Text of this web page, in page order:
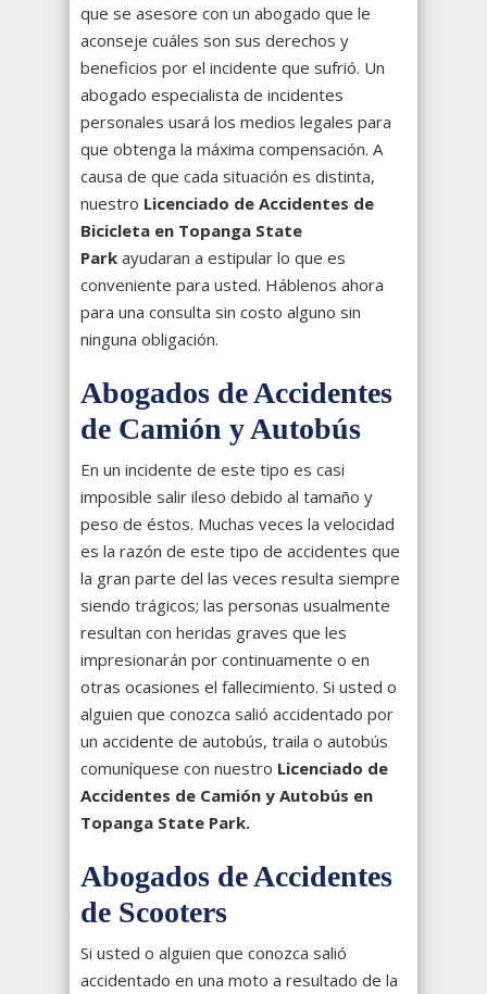
que se asesore con un abogado que le
aconseje cuáles son sus derechos y
beneficios por el incidente que sufrió. Un
abogado especialista de incidentes
personales usará los medios legales para
que obtenga la máxima compensación. A
causa de que cada situación es distinta,
nuestro Licenciado de Accidentes de
Bicicleta en Topanga State
Park ayudaran a estipular lo que es
conveniente para usted. Háblenos ahora
para una consulta sin costo alguno sin
ninguna obligación.
Abogados de Accidentes
de Camión y Autobús
En un incidente de este tipo es casi
imposible salir ileso debido al tamaño y
peso de éstos. Muchas veces la velocidad
es la razón de este tipo de accidentes que
la gran parte del las veces resulta siempre
siendo trágicos; las personas usualmente
resultan con heridas graves que les
impresionarán por continuamente o en
otras ocasiones el fallecimiento. Si usted o
alguien que conozca salió accidentado por
un accidente de autobús, traila o autobús
comuníquese con nuestro Licenciado de
Accidentes de Camión y Autobús en
Topanga State Park.
Abogados de Accidentes
de Scooters
Si usted o alguien que conozca salió
accidentado en una moto a resultado de la